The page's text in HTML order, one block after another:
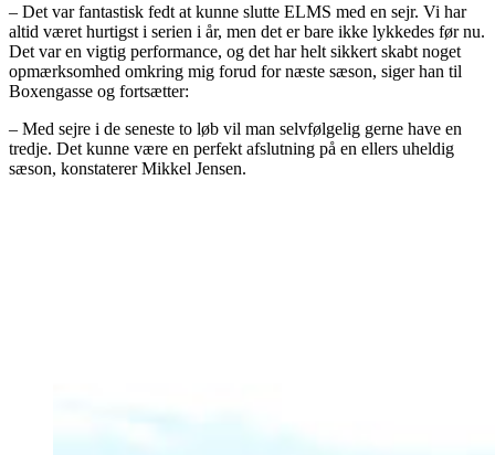
– Det var fantastisk fedt at kunne slutte ELMS med en sejr. Vi har
altid været hurtigst i serien i år, men det er bare ikke lykkedes før nu.
Det var en vigtig performance, og det har helt sikkert skabt noget
opmærksomhed omkring mig forud for næste sæson, siger han til
Boxengasse og fortsætter:
– Med sejre i de seneste to løb vil man selvfølgelig gerne have en
tredje. Det kunne være en perfekt afslutning på en ellers uheldig
sæson, konstaterer Mikkel Jensen.